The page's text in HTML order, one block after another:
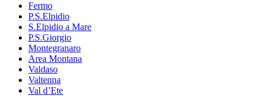
Fermo
P.S.Elpidio
S.Elpidio a Mare
P.S.Giorgio
Montegranaro
Area Montana
Valdaso
Valtenna
Val d’Ete